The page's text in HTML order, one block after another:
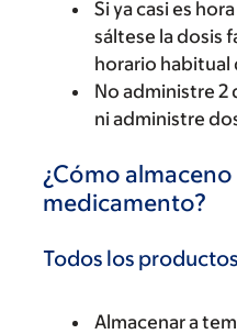
Si ya casi es
sáltese la dosis
horario habitual
No administre 2
ni administre
¿Cómo
medicamento?
Todos los
Almacenar a